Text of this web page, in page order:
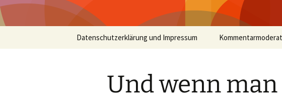
Datenschutzerklärung und Impressum
Und wenn